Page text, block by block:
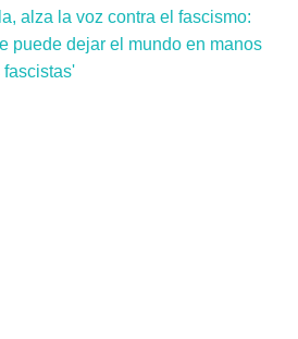
alza la voz contra el fascismo:
puede dejar el mundo en manos
fascistas'